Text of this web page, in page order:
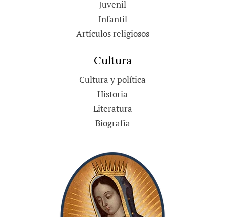
Juvenil
Infantil
Artículos religiosos
Cultura
Cultura y política
Historia
Literatura
Biografía